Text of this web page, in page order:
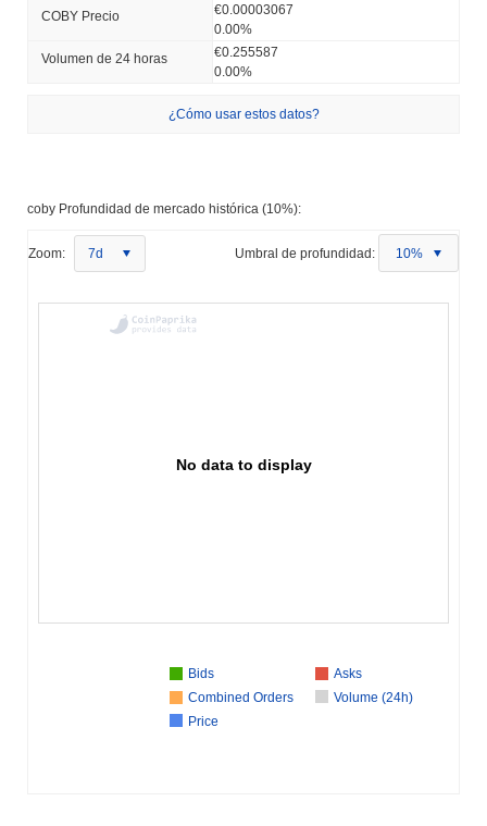
COBY Precio
€0.00003067
0.00%
Volumen de 24 horas
€0.255587
0.00%
¿Cómo usar estos datos?
coby Profundidad de mercado histórica (10%):
Zoom: 7d Umbral de profundidad: 10%
No data to display
Bids
Asks
Combined Orders
Volume (24h)
Price